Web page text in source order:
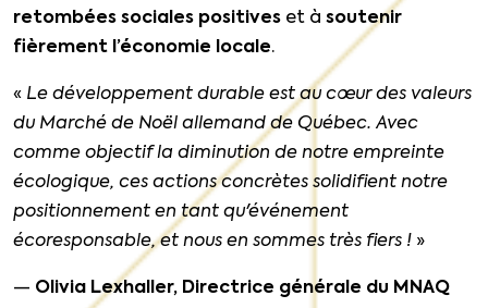
retombées sociales positives et à soutenir
fièrement l’économie locale.
« Le développement durable est au cœur des valeurs
du Marché de Noël allemand de Québec. Avec
comme objectif la diminution de notre empreinte
écologique, ces actions concrètes solidifient notre
positionnement en tant qu'événement
écoresponsable, et nous en sommes très fiers ! »
— Olivia Lexhaller, Directrice générale du MNAQ